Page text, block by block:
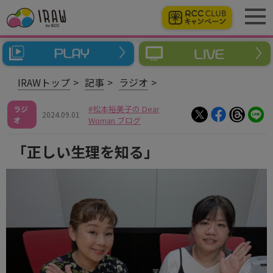
IRAWトップ 記事 ラジオ
ラジ
オ
2024.09.01
松本裕美子の Dear
Woman ブログ
「正しい生理を知る」